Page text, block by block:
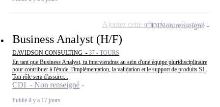
Business Analyst (H/F)
DAVIDSON CONSULTING - 37 - TOURS
En tant que Business Analyst, tu interviendras au sein d'une équipe pluridisciplinaire
pour contribuer à l'étude, l'implémentation, la validation et le support de produits SI.
Ton rôle sera d'assurer...
CDI - Non renseigné
Publié il y a 17 jours
CDINon renseigné
Ajouter cette offre à ma sélection